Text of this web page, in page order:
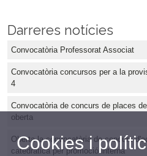
Darreres notícies
Convocatòria Professorat Associat
Convocatòria concursos per a la
4
Convocatòria de concurs de places
oberta
Oberta la convocatòria de concurs
catedràtica per promoció interna
Cookies i